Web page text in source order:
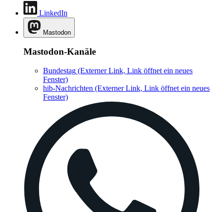
LinkedIn
Mastodon
Mastodon-Kanäle
Bundestag (Externer Link, Link öffnet ein neues
Fenster)
hib-Nachrichten (Externer Link, Link öffnet ein neues
Fenster)